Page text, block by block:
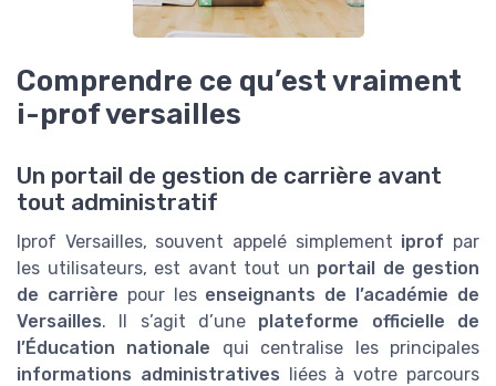
Comprendre ce qu’est vraiment
i-prof versailles
Un portail de gestion de carrière avant
tout administratif
Iprof Versailles, souvent appelé simplement iprof par
les utilisateurs, est avant tout un portail de gestion
de carrière pour les enseignants de l’académie de
Versailles. Il s’agit d’une plateforme officielle de
l’Éducation nationale qui centralise les principales
informations administratives liées à votre parcours